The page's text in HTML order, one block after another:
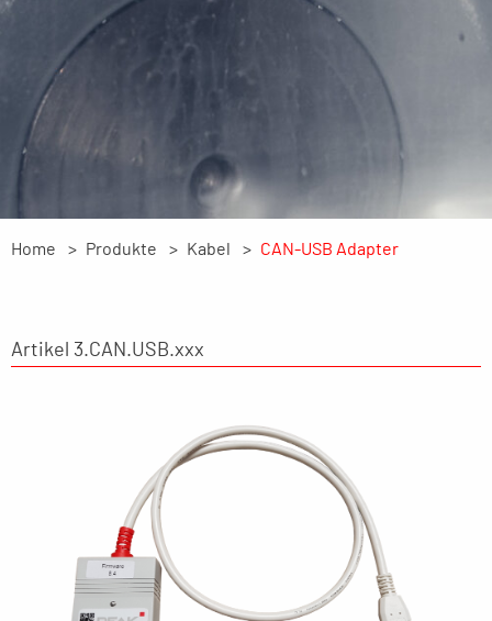
Home Produkte Kabel CAN-USB Adapter
Artikel 3.CAN.USB.xxx